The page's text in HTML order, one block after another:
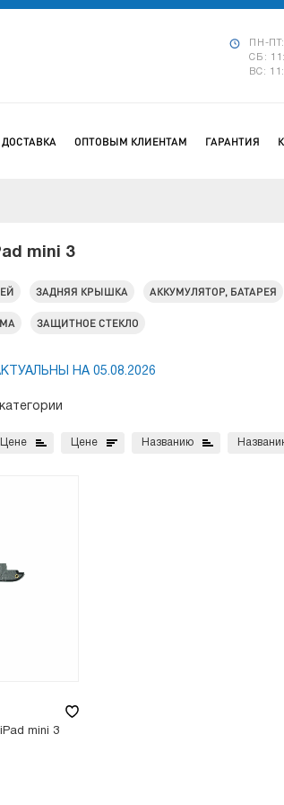
ПН-
СБ:
ВС:
ОПТОВЫМ КЛИЕНТАМ ГАРАНТИЯ
mini 3
ЗАДНЯЯ КРЫШКА АККУМУЛЯТОР, БАТАРЕЯ
ЗАЩИТНОЕ СТЕКЛО
НА 05.08.2026
Цене Цене Названию
mini 3